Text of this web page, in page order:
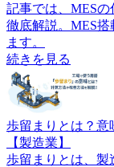
記事では、MES
徹底解説。MES
ます。
続きを見る
歩留まりとは？意
【製造業】
歩留まりとは、製